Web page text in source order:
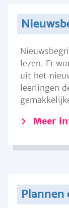
lezen. Er
uit het
leerlingen
Meer